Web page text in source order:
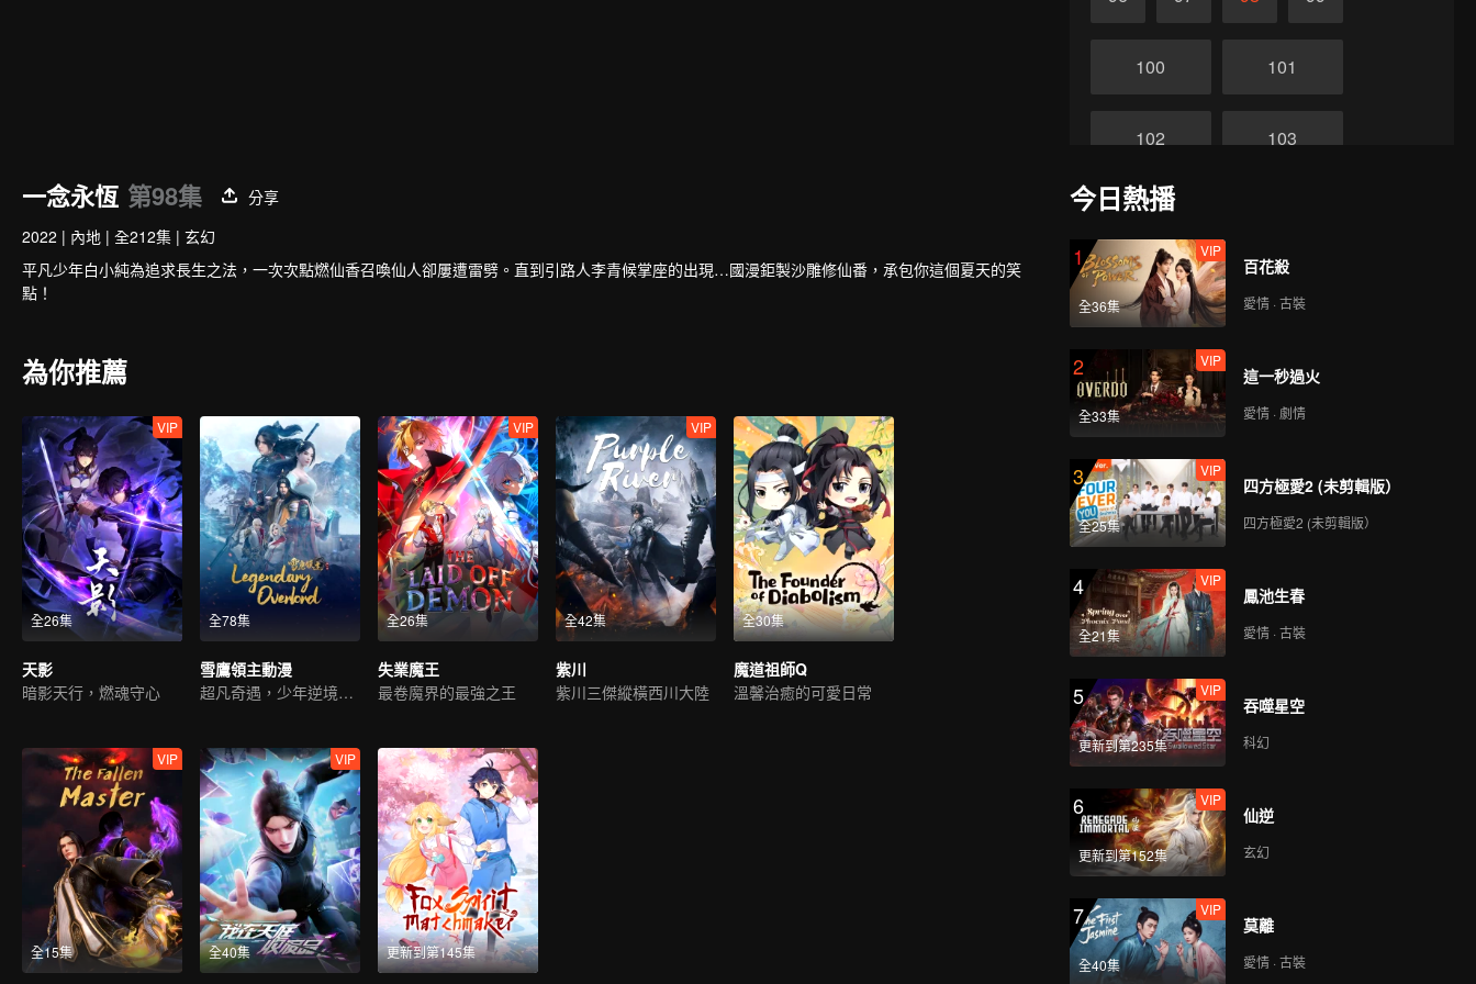
100 101
102 103
104
106 107
108
110 111
112 113
114
116 117
118 119
一念永恆 第98集
分享
2022 | 內地 | 全212集 | 玄幻
平凡少年白小純為追求長生之法，一次次點燃仙香召喚仙人卻屢遭雷劈。直到引路人李青候掌座的出現…國漫鉅製沙雕修仙番，承包你這個夏天的笑
點！
為你推薦
全26集
VIP
天影
暗影天行，燃魂守心
全78集
雪鷹領主動漫
超凡奇遇，少年逆境重生
全26集
VIP
失業魔王
最卷魔界的最強之王
全42集
VIP
紫川
紫川三傑縱橫西川大陸
全30集
魔道祖師Q
溫馨治癒的可愛日常
全15集
VIP
全40集
VIP
更新到第145集
今日熱播
1
全36集
VIP
百花殺
愛情 · 古裝
2
全33集
VIP
這一秒過火
愛情 · 劇情
3
全25集
VIP
四方極愛2 (未剪輯版）
四方極愛2 (未剪輯版）
4
全21集
VIP
鳳池生春
愛情 · 古裝
5
更新到第235集
VIP
吞噬星空
科幻
6
更新到第152集
VIP
仙逆
玄幻
7
全40集
VIP
莫離
愛情 · 古裝